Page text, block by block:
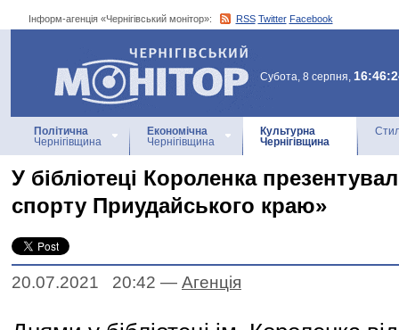
Інформ-агенція «Чернігівський монітор»: RSS Twitter Facebook
Інформ-агенція
«Чернігівський монітор»
Субота, 8 серпня,
Політична
Чернігівщина
Економічна
Чернігівщина
Культурна
Чернігівщина
У бібліотеці Короленка
спорту Приудайського краю»
20.07.2021 20:42 — Агенцiя